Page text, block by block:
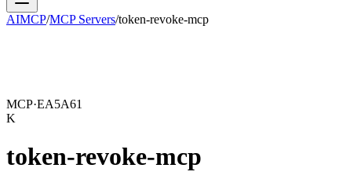
AIMCP/MCP Servers/token-revoke-mcp
MCP·EA5A61
K
token-revoke-mcp